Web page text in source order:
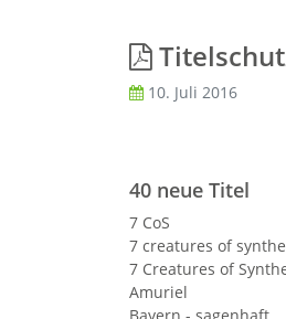
10. Juli 2016
40 neue Titel
7 CoS
7 creatures of
7 Creatures of
Amuriel